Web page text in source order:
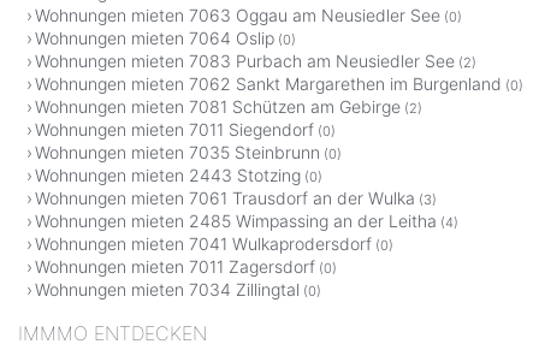
Wohnungen mieten 7063 Oggau am Neusiedler See (0)
Wohnungen mieten 7064 Oslip (0)
Wohnungen mieten 7083 Purbach am Neusiedler See (2)
Wohnungen mieten 7062 Sankt Margarethen im Burgenland (0)
Wohnungen mieten 7081 Schützen am Gebirge (2)
Wohnungen mieten 7011 Siegendorf (0)
Wohnungen mieten 7035 Steinbrunn (0)
Wohnungen mieten 2443 Stotzing (0)
Wohnungen mieten 7061 Trausdorf an der Wulka (3)
Wohnungen mieten 2485 Wimpassing an der Leitha (4)
Wohnungen mieten 7041 Wulkaprodersdorf (0)
Wohnungen mieten 7011 Zagersdorf (0)
Wohnungen mieten 7034 Zillingtal (0)
IMMMO ENTDECKEN